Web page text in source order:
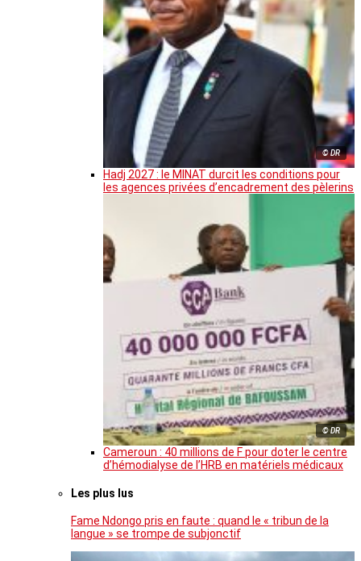
© DR
Hadj 2027 : le MINAT durcit les conditions pour
les agences privées d’encadrement des pèlerins
© DR
Cameroun : 40 millions de F pour doter le centre
d’hémodialyse de l’HRB en matériels médicaux
Les plus lus
Fame Ndongo pris en faute : quand le « tribun de la
langue » se trompe de subjonctif